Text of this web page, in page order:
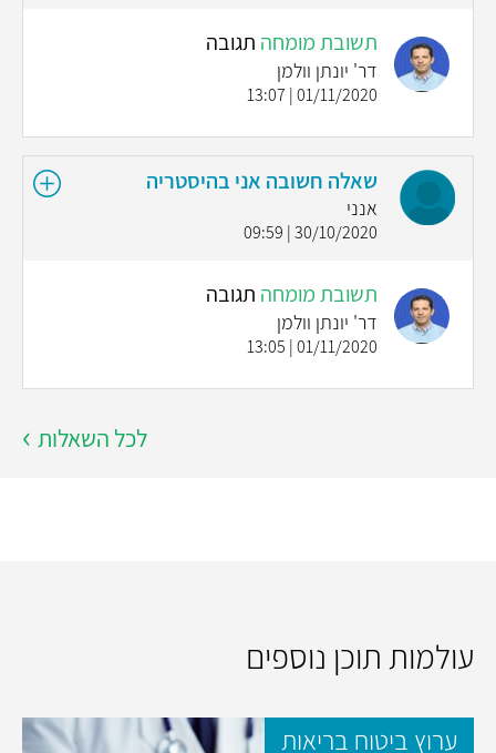
תשובת מומחה תגובה
דר' יונתן וולמן
01/11/2020 | 13:07
שאלה חשובה אני בהיסטריה
אנני
30/10/2020 | 09:59
תשובת מומחה תגובה
דר' יונתן וולמן
01/11/2020 | 13:05
לכל השאלות
עולמות תוכן נוספים
ערוץ ביטוח בריאות